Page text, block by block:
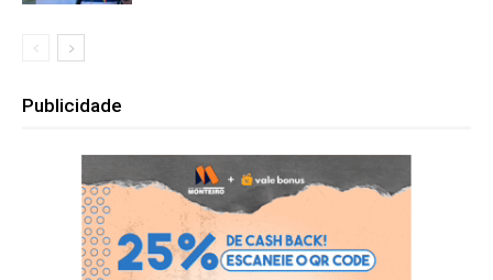
Publicidade